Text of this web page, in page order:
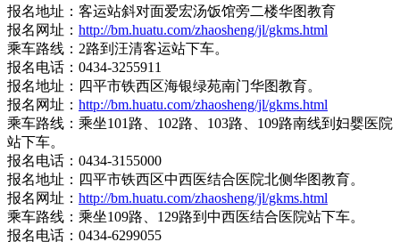
报名地址：客运站斜对面爱宏汤饭馆旁二楼华图教育
报名网址： http://bm.huatu.com/zhaosheng/jl/gkms.html
乘车路线：2路到汪清客运站下车。
报名电话：0434-3255911
报名地址：四平市铁西区海银绿苑南门华图教育。
报名网址： http://bm.huatu.com/zhaosheng/jl/gkms.html
乘车路线：乘坐101路、102路、103路、109路南线到妇婴医院
站下车。
报名电话：0434-3155000
报名地址：四平市铁西区中西医结合医院北侧华图教育。
报名网址： http://bm.huatu.com/zhaosheng/jl/gkms.html
乘车路线：乘坐109路、129路到中西医结合医院站下车。
报名电话：0434-6299055